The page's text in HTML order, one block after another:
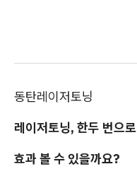
동탄레이저토닝
레이저토닝, 한두 번으로
효과 볼 수 있을까요?